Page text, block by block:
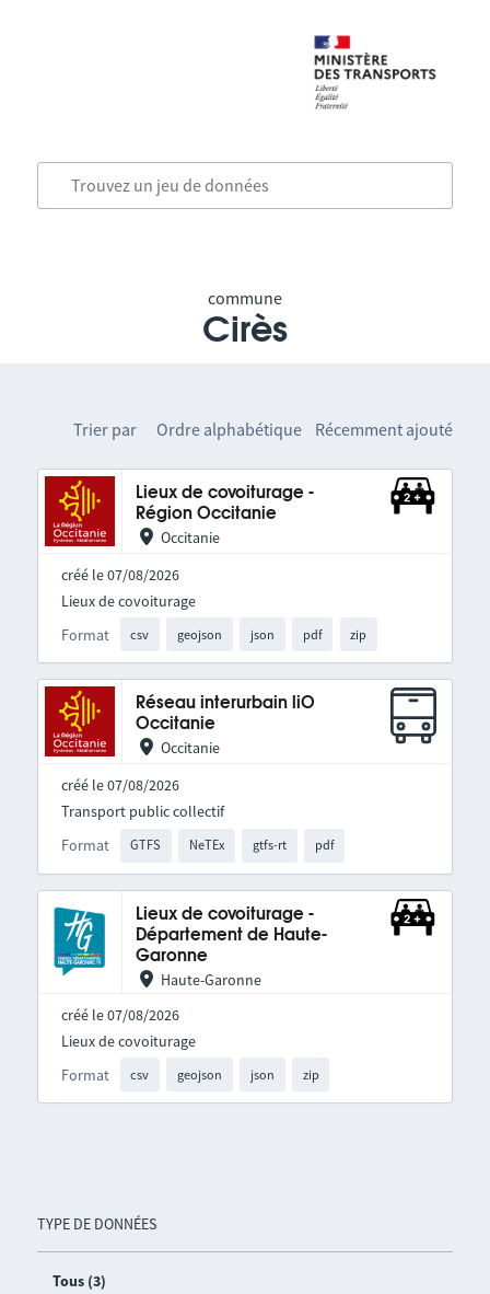
commune
Cirès
TYPE DE DONNÉES
Tous (3)
Trier par Ordre alphabétique Récemment ajouté
Lieux de covoiturage -
Région Occitanie
Occitanie
créé le 07/08/2026
Format csv geojson json pdf zip
Lieux de covoiturage
Réseau interurbain liO
Occitanie
Occitanie
créé le 07/08/2026
Format GTFS NeTEx gtfs-rt pdf
Transport public collectif
Lieux de covoiturage -
Département de Haute-
Garonne
Haute-Garonne
créé le 07/08/2026
Format csv geojson json zip
Lieux de covoiturage